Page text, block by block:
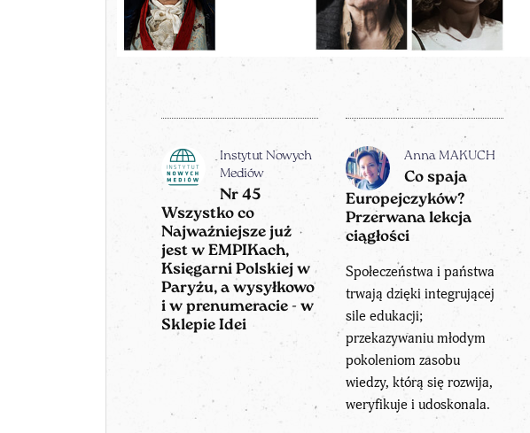
Instytut Nowych
Mediów
Nr 45
Wszystko co
Najważniejsze już
jest w EMPIKach,
Księgarni Polskiej w
Paryżu, a wysyłkowo
i w prenumeracie - w
Sklepie Idei
Anna MAKUCH
Co spaja
Europejczyków?
Przerwana lekcja
ciągłości
Społeczeństwa i państwa
trwają dzięki integrującej
sile edukacji;
przekazywaniu młodym
pokoleniom zasobu
wiedzy, którą się rozwija,
weryfikuje i udoskonala.